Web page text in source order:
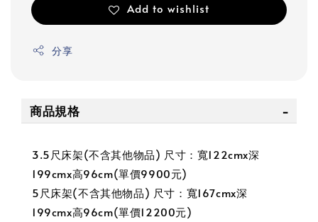
Add to wishlist
分享
商品規格
3.5尺床架(不含其他物品) 尺寸：寬122cmx深
199cmx高96cm(單價9900元)
5尺床架(不含其他物品) 尺寸：寬167cmx深
199cmx高96cm(單價12200元)